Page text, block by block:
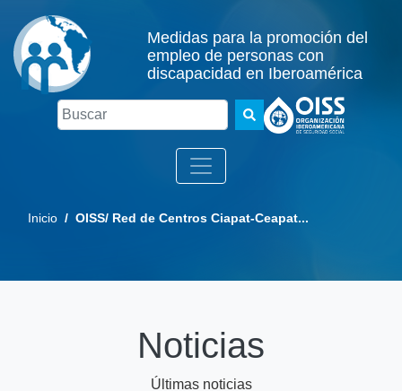
Medidas para la promoción del
empleo de personas con
discapacidad en Iberoamérica
Buscar
Inicio / OISS/ Red de Centros Ciapat-Ceapat...
Noticias
Últimas noticias